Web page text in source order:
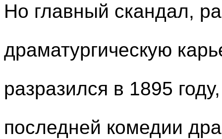
Но главный скандал,
драматургическую
разразился в 1895
последней комедии